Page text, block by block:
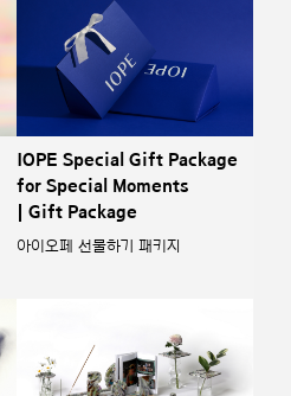
IOPE Special Gift Package
for Special Moments
| Gift Package
아이오페 선물하기 패키지